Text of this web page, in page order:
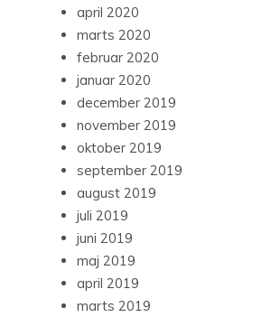
april 2020
marts 2020
februar 2020
januar 2020
december 2019
november 2019
oktober 2019
september 2019
august 2019
juli 2019
juni 2019
maj 2019
april 2019
marts 2019